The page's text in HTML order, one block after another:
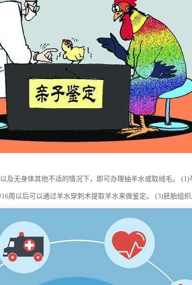
及无身体其他不适的情况下，即可办理抽羊水或取绒毛。 (1)
周以后可以通过羊水穿刺术提取羊水来做鉴定。 (3)胚胎组织